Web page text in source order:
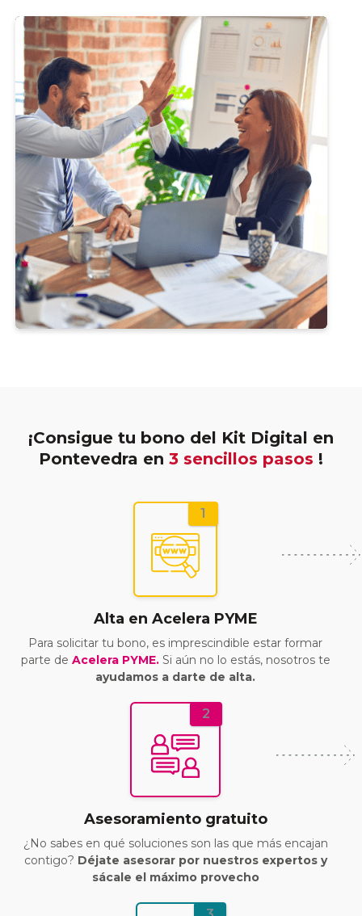
¡Consigue tu bono del Kit Digital en
Pontevedra en 3 sencillos pasos !
Alta en Acelera PYME
Para solicitar tu bono, es imprescindible estar formar
parte de Acelera PYME. Si aún no lo estás, nosotros te
ayudamos a darte de alta.
1
Asesoramiento gratuito
¿No sabes en qué soluciones son las que más encajan
contigo? Déjate asesorar por nuestros expertos y
sácale el máximo provecho
2